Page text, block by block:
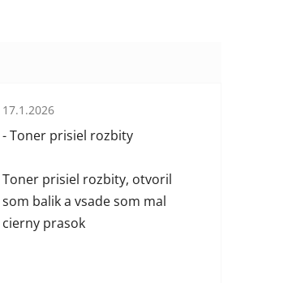
Hodnotenie obchodu je 1 z 5 hviezdičiek.
17.1.2026
- Toner prisiel rozbity
Toner prisiel rozbity, otvoril
som balik a vsade som mal
cierny prasok